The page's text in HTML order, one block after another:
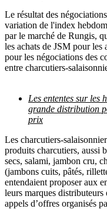
Le résultat des
variation de l'index
par le marché de Rungis,
les achats de JSM pour les
pour les négociations des
entre charcutiers-
Les ententes sur les
grande distribution
prix
Les charcutiers-
produits charcutiers, aussi
secs, salami, jambon cru,
(jambons cuits, pâtés,
entendaient proposer aux
leurs marques
appels d’offres organisés